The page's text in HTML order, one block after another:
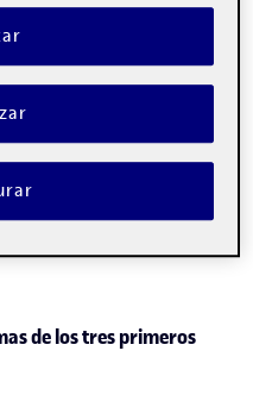
y cineasta africana
voz y guion de la
Romero. El primer
de los tres primeros